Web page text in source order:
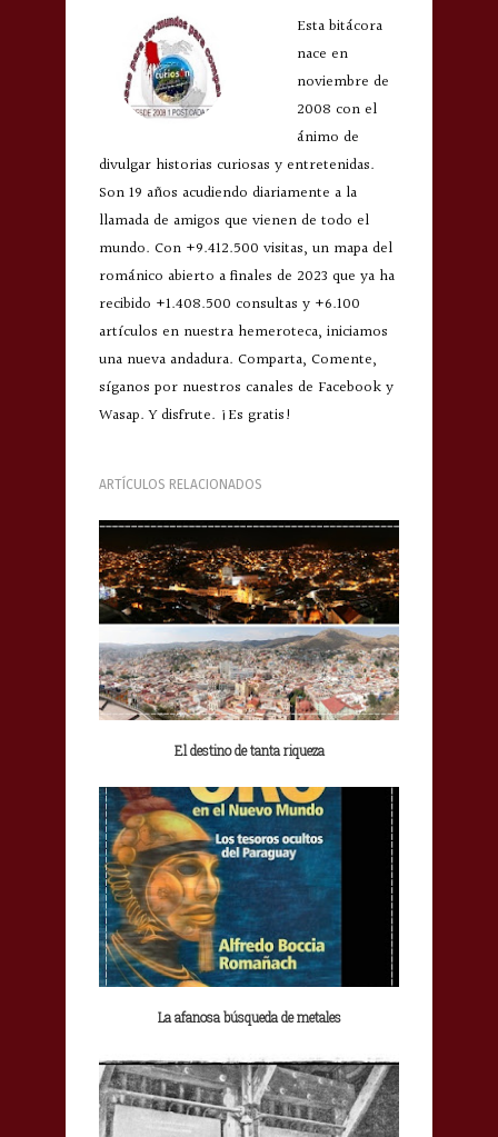
Esta bitácora
nace en
noviembre de
2008 con el
ánimo de
divulgar historias curiosas y entretenidas.
Son 19 años acudiendo diariamente a la
llamada de amigos que vienen de todo el
mundo. Con +9.412.500 visitas, un mapa del
románico abierto a finales de 2023 que ya ha
recibido +1.408.500 consultas y +6.100
artículos en nuestra hemeroteca, iniciamos
una nueva andadura. Comparta, Comente,
síganos por nuestros canales de Facebook y
Wasap. Y disfrute. ¡Es gratis!
ARTÍCULOS RELACIONADOS
El destino de tanta riqueza
La afanosa búsqueda de metales